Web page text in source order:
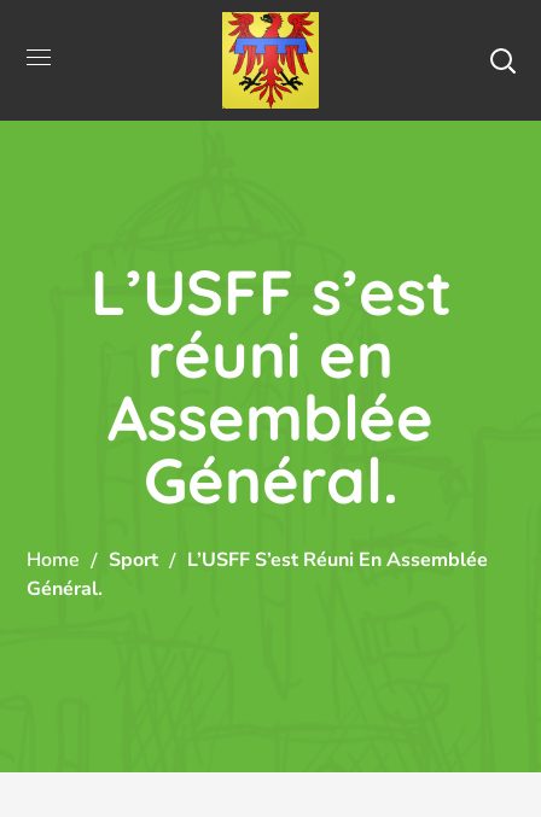
L’USFF s’est
réuni en
Assemblée
Général.
Home Sport
L’USFF S’est Réuni En Assemblée
Général.